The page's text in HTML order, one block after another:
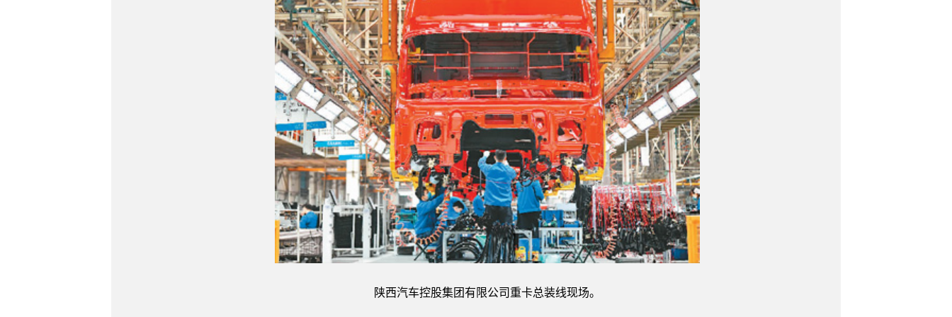
陕西汽车控股集团有限公司重卡总装线现场。